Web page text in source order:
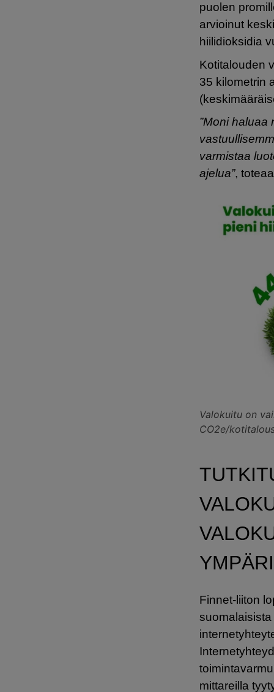
puolen
arvioinut
hiilidioksidia
Kotitalouden
35 kilometrin
”Moni
varmistaa
ajelua”,
Valokuitu on
CO2e/
Finnet-liiton
mittareilla